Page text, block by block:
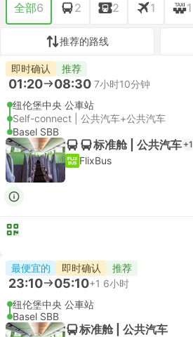
全部6 2 2 1 1
推荐的路线
即时确认 推荐
01:20 08:30 7小时10分钟
纽伦堡中央 公車站
Self-connect | 公共汽车+公共汽车
Basel SBB
标准舱 | 公共汽车 +1
FlixBus
最便宜的 即时确认 推荐
23:10 05:10+1 6小时
纽伦堡中央 公車站
Basel SBB
标准舱 | 公共汽车